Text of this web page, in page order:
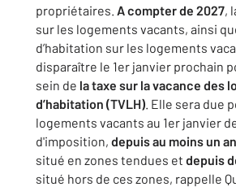
propriétaires. A compter de 2027,
sur les logements vacants, ainsi
d’habitation sur les logements
disparaître le 1er janvier prochain
sein de la taxe sur la vacance des
d’habitation (TVLH). Elle sera due
logements vacants au 1er janvier
d'imposition, depuis au moins un an
situé en zones tendues et depuis
situé hors de ces zones, rappelle